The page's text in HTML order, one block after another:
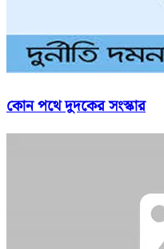
কোন পথে দুদকের সংস্কার